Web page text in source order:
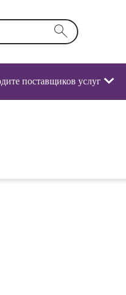
формы активирует список
поставщиков услуг